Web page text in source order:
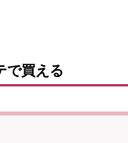
で買える